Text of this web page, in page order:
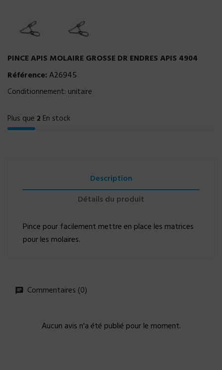
PINCE APIS MOLAIRE GROSSE DR ENDRES APIS 4904
Référence:A26945
Conditionnement: unitaire
Plus que 2 En stock
Description
Détails du produit
Pince pour facilement mettre en place les matrices
pour les molaires.
Commentaires (0)
Aucun avis n'a été publié pour le moment.